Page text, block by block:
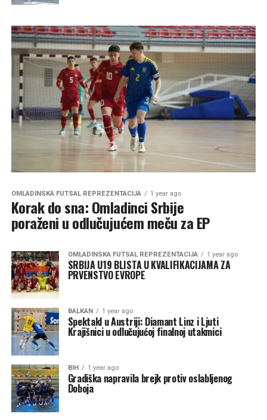
OMLADINSKA FUTSAL REPREZENTACIJA 1 year ago
Korak do sna: Omladinci Srbije
poraženi u odlučujućem meču za EP
OMLADINSKA FUTSAL REPREZENTACIJA 1 year ago
SRBIJA U19 BLISTA U KVALIFIKACIJAMA ZA
PRVENSTVO EVROPE
BALKAN 1 year ago
Spektakl u Austriji: Diamant Linz i Ljuti
Krajišnici u odlučujućoj finalnoj utakmici
BIH 1 year ago
Gradiška napravila brejk protiv oslabljenog
Doboja